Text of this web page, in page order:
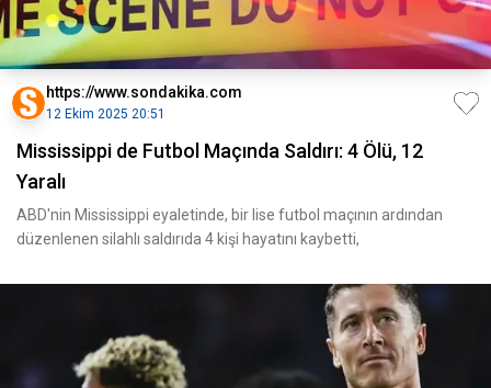
https://www.sondakika.com
12 Ekim 2025 20:51
Mississippi de Futbol Maçında Saldırı: 4 Ölü, 12
Yaralı
ABD'nin Mississippi eyaletinde, bir lise futbol maçının ardından
düzenlenen silahlı saldırıda 4 kişi hayatını kaybetti,